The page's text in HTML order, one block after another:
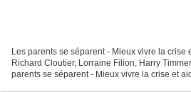
Les parents se séparent - Mieux vivre la crise
Richard Cloutier, Lorraine Filion, Harry
parents se séparent - Mieux vivre la crise et